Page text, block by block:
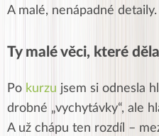
A malé, nenápadné detaily.
Ty malé věci, které
Po kurzu jsem si odnesla
drobné „vychytávky“, ale
A už chápu ten rozdíl –